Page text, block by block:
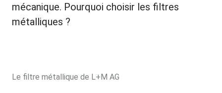
mécanique. Pourquoi choisir les filtres
métalliques ?
Le filtre métallique de L+M AG